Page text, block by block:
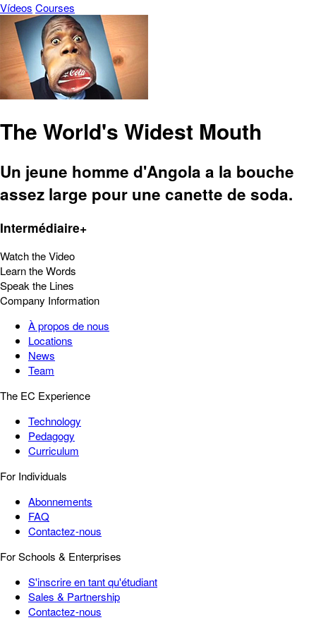
Vídeos Courses
The World's Widest Mouth
Un jeune homme d'Angola a la bouche
assez large pour une canette de soda.
Intermédiaire+
Watch the Video
Learn the Words
Speak the Lines
Company Information
À propos de nous
Locations
News
Team
The EC Experience
Technology
Pedagogy
Curriculum
For Individuals
Abonnements
FAQ
Contactez-nous
For Schools & Enterprises
S'inscrire en tant qu'étudiant
Sales & Partnership
Contactez-nous